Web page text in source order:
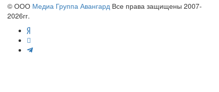
© ООО Медиа Группа Авангард Все права защищены 2007-
2026гг.